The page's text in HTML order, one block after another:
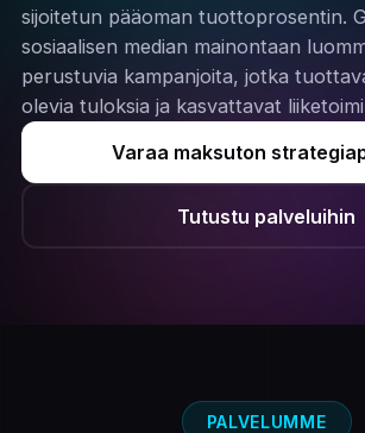
sijoitetun pääoman tuottoprosentin.
sosiaalisen median mainontaan
perustuvia kampanjoita, jotka
olevia tuloksia ja kasvattavat
Varaa maksuton
Tutustu palveluihin
PALVELUMME